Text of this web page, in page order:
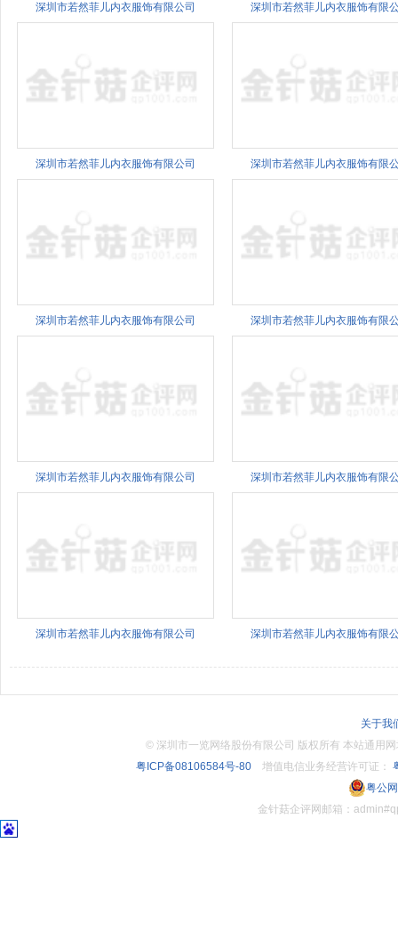
深圳市若然菲儿内衣服饰有限公司 深圳市若然菲儿内衣服饰有限
深圳市若然菲儿内衣服饰有限公司 深圳市若然菲儿内衣服饰有限
深圳市若然菲儿内衣服饰有限公司 深圳市若然菲儿内衣服饰有限
深圳市若然菲儿内衣服饰有限公司 深圳市若然菲儿内衣服饰有限
深圳市若然菲儿内衣服饰有限公司 深圳市若然菲儿内衣服饰有限
关于我
© 深圳市一览网络股份有限公司 版权所有 本站通
粤ICP备08106584号-80增值电信业务经营许可证：
粤公
金针菇企评网邮箱：